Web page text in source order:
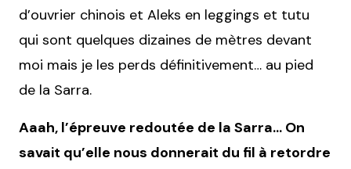
d’ouvrier chinois et Aleks en leggings et tutu
qui sont quelques dizaines de mètres devant
moi mais je les perds définitivement… au pied
de la Sarra.
Aaah, l’épreuve redoutée de la Sarra… On
savait qu’elle nous donnerait du fil à retordre